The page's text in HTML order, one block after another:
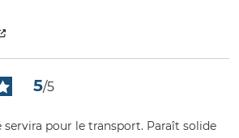
5/5
servira pour le transport. Paraît solide